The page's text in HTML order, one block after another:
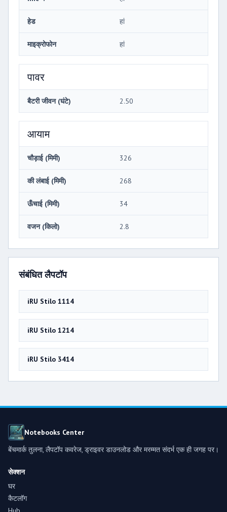
हेड हां
माइक्रोफोन हां
पावर
बैटरी जीवन (घंटे) 2.50
आयाम
चौड़ाई (मिमी) 326
की लंबाई (मिमी) 268
ऊँचाई (मिमी) 34
वजन (किलो) 2.8
संबंधित लैपटॉप
iRU Stilo 1114
iRU Stilo 1214
iRU Stilo 3414
Notebooks Center
बेंचमार्क तुलना, लैपटॉप कवरेज, ड्राइवर डाउनलोड और मरम्मत संदर्भ एक ही जगह पर।
सेक्शन
घर
कैटलॉग